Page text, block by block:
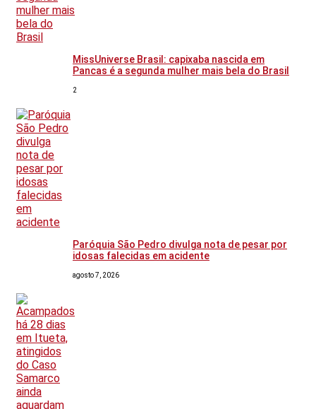
MissUniverse Brasil: capixaba nascida em
Pancas é a segunda mulher mais bela do Brasil
2
Paróquia São Pedro divulga nota de pesar por
idosas falecidas em acidente
agosto 7, 2026